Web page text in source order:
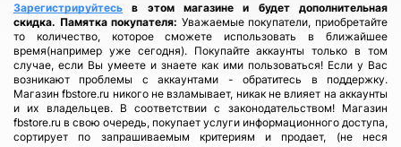
Зарегистрируйтесь
в этом магазине и будет дополнительная
скидка. Памятка покупателя: Уважаемые покупатели, приобретайте
то количество, которое сможете использовать в ближайшее
время(например уже сегодня). Покупайте аккаунты только в том
случае, если Вы умеете и знаете как ими пользоваться! Если у Вас
возникают проблемы с аккаунтами - обратитесь в поддержку.
Магазин fbstore.ru никого не взламывает, никак не влияет на аккаунты
и их владельцев. В соответствии с законодательством! Магазин
fbstore.ru в свою очередь, покупает услуги информационного доступа,
сортирует по запрашиваемым критериям и продает, (не неся